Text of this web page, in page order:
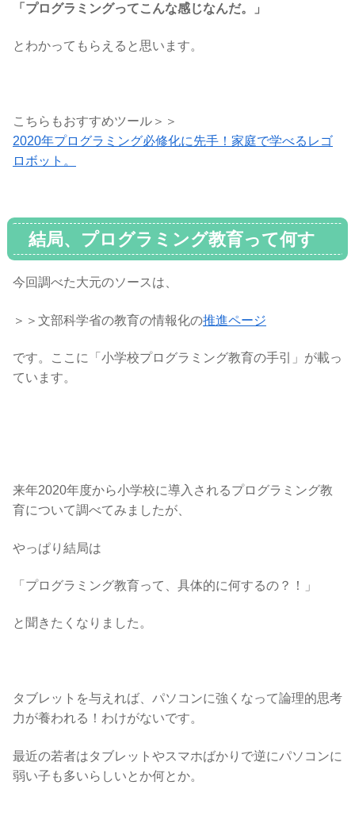
「プログラミングってこんな感じなんだ。」
とわかってもらえると思います。
こちらもおすすめツール＞＞
2020年プログラミング必修化に先手！家庭で学べるレゴ
ロボット。
結局、プログラミング教育って何す
今回調べた大元のソースは、
＞＞文部科学省の教育の情報化の推進ページ
です。ここに「小学校プログラミング教育の手引」が載っ
ています。
来年2020年度から小学校に導入されるプログラミング教
育について調べてみましたが、
やっぱり結局は
「プログラミング教育って、具体的に何するの？！」
と聞きたくなりました。
タブレットを与えれば、パソコンに強くなって論理的思考
力が養われる！わけがないです。
最近の若者はタブレットやスマホばかりで逆にパソコンに
弱い子も多いらしいとか何とか。